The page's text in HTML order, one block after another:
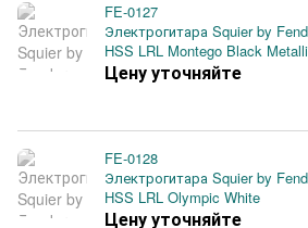
FE-0127
Электрогитара Squier by
HSS LRL Montego Black
Цену уточняйте
FE-0128
Электрогитара Squier by
HSS LRL Olympic White
Цену уточняйте